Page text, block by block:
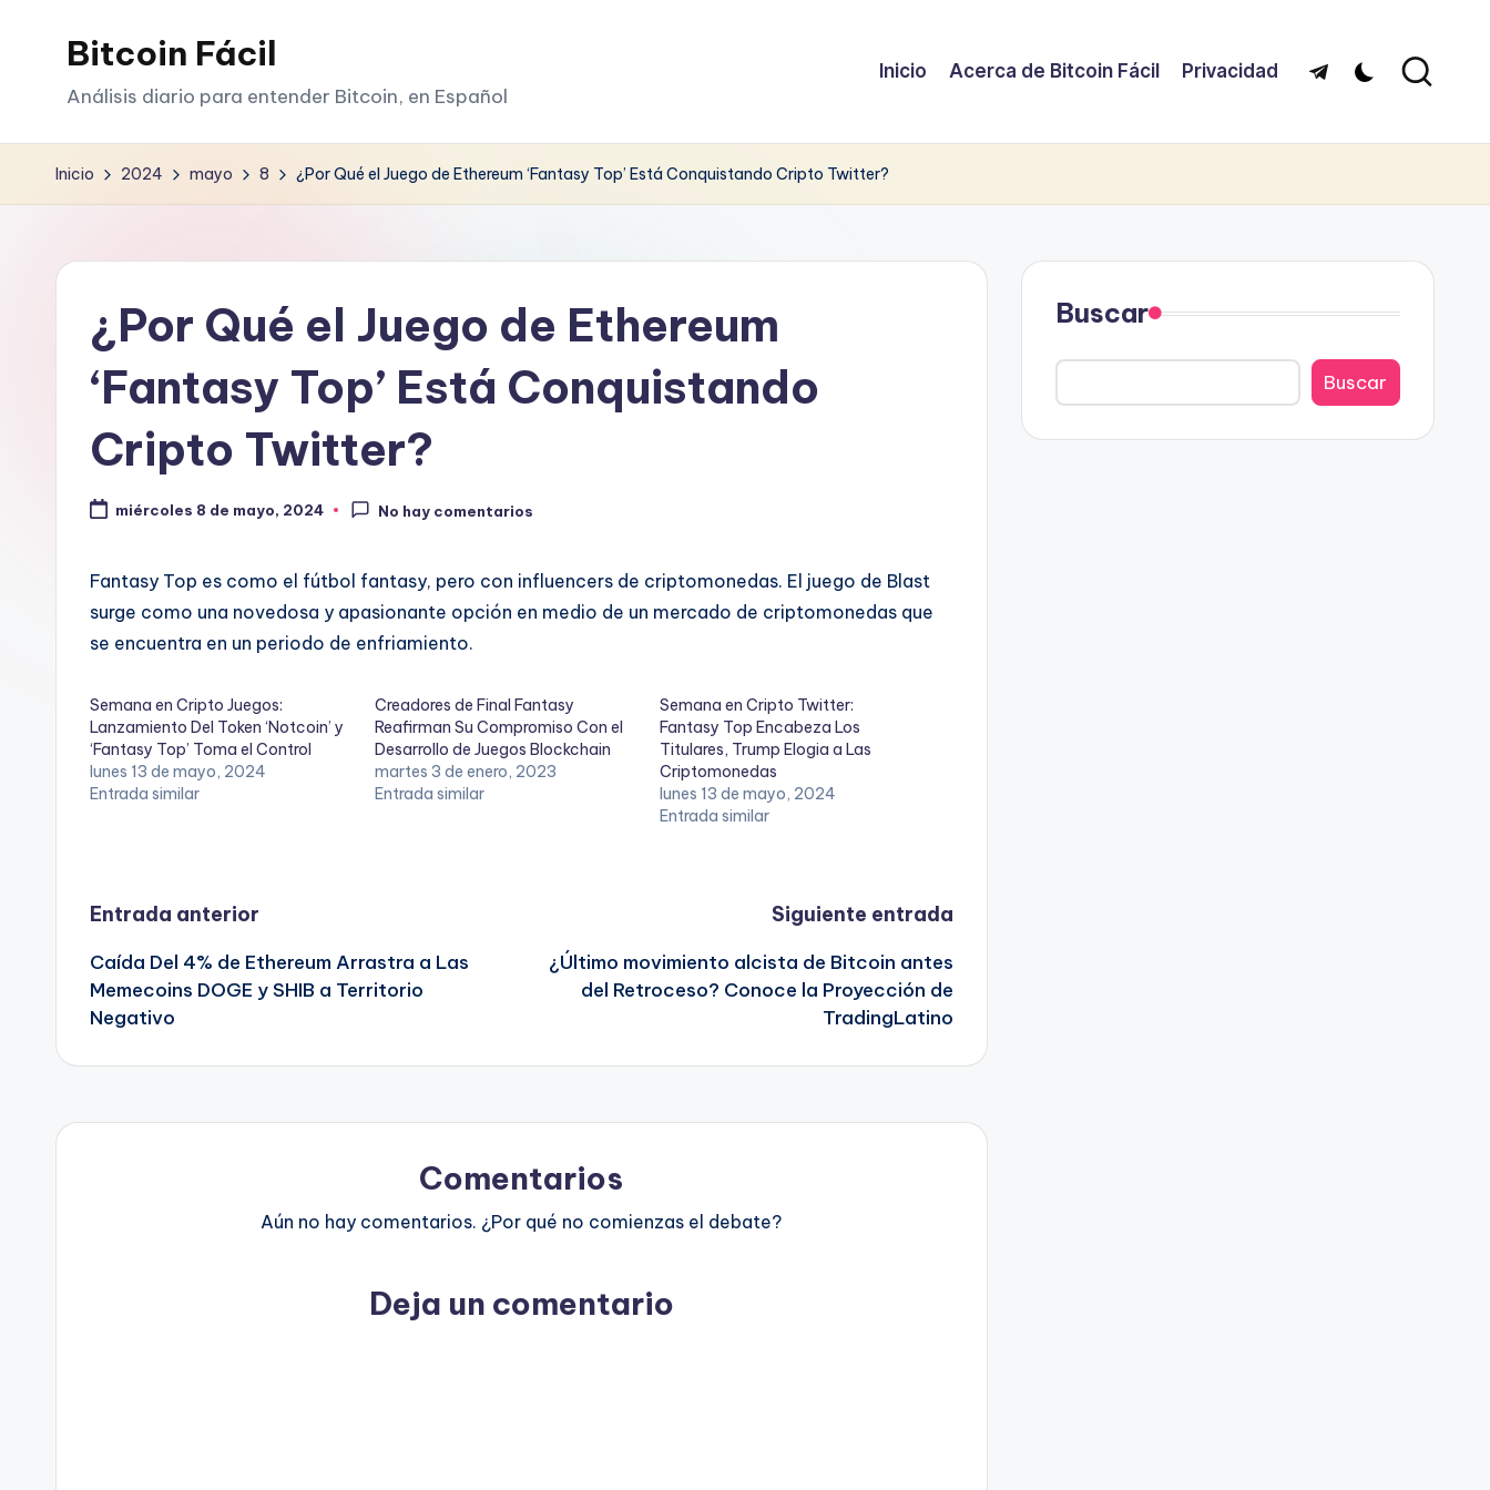
Bitcoin Fácil
Análisis diario para entender Bitcoin, en Español
Inicio Acerca de Bitcoin Fácil Privacidad Telegram
Inicio 2024 mayo 8 ¿Por Qué el Juego de Ethereum ‘Fantasy Top’ Está Conquistando Cripto Twitter?
¿Por Qué el Juego de Ethereum
‘Fantasy Top’ Está Conquistando
Cripto Twitter?
miércoles 8 de mayo, 2024 No hay comentarios
Fantasy Top es como el fútbol fantasy, pero con influencers de criptomonedas. El juego de Blast
surge como una novedosa y apasionante opción en medio de un mercado de criptomonedas que
se encuentra en un periodo de enfriamiento.
Semana en Cripto Juegos:
Lanzamiento Del Token ‘Notcoin’ y
‘Fantasy Top’ Toma el Control
lunes 13 de mayo, 2024
Entrada similar
Creadores de Final Fantasy
Reafirman Su Compromiso Con el
Desarrollo de Juegos Blockchain
martes 3 de enero, 2023
Entrada similar
Semana en Cripto Twitter:
Fantasy Top Encabeza Los
Titulares, Trump Elogia a Las
Criptomonedas
lunes 13 de mayo, 2024
Entrada similar
Navegación
de
entradas
Entrada anterior
Caída Del 4% de Ethereum Arrastra a Las
Memecoins DOGE y SHIB a Territorio
Negativo
Siguiente entrada
¿Último movimiento alcista de Bitcoin antes
del Retroceso? Conoce la Proyección de
TradingLatino
Comentarios
Aún no hay comentarios. ¿Por qué no comienzas el debate?
Deja un comentario
Buscar
Buscar